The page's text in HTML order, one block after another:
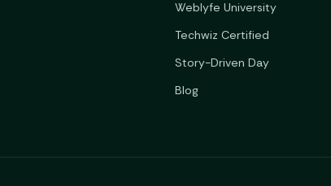
Weblyfe University
Techwiz Certified
Story-Driven Day
Blog